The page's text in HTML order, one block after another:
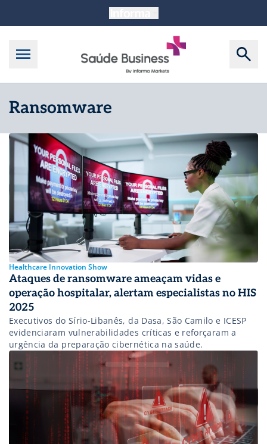
Ransomware
Healthcare Innovation Show
Ataques de ransomware ameaçam vidas e
operação hospitalar, alertam especialistas no HIS
2025
Executivos do Sírio-Libanês, da Dasa, São Camilo e ICESP
evidenciaram vulnerabilidades críticas e reforçaram a
urgência da preparação cibernética na saúde.